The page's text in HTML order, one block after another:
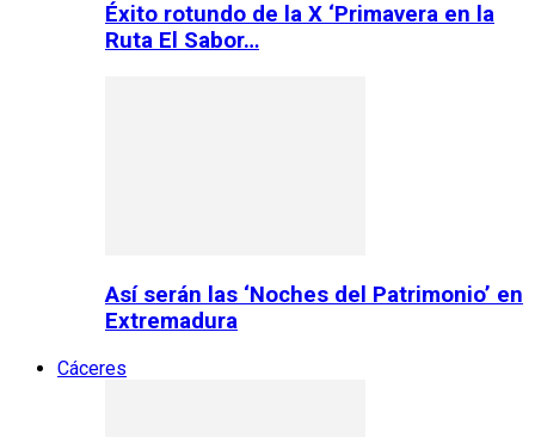
Éxito rotundo de la X ‘Primavera en la
Ruta El Sabor…
Así serán las ‘Noches del Patrimonio’ en
Extremadura
Cáceres